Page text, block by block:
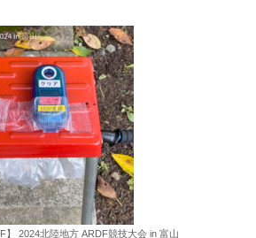
】 2024北陸地方 ARDF競技大会 in 富山